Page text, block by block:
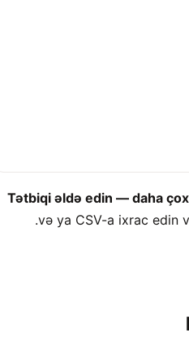
Tətbiqi əldə edin — daha
və ya CSV-a ixrac edin